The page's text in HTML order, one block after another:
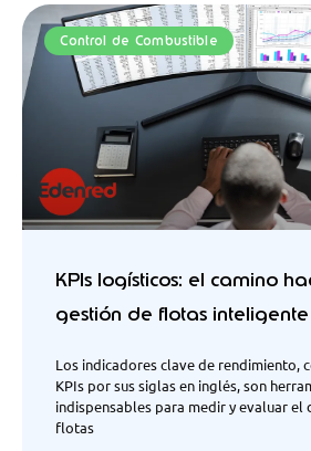
Control de Combustible
KPIs logísticos: el camino
gestión de flotas inteligente
Los indicadores clave de rendimiento,
KPIs por sus siglas en inglés, son
indispensables para medir y evaluar el
flotas